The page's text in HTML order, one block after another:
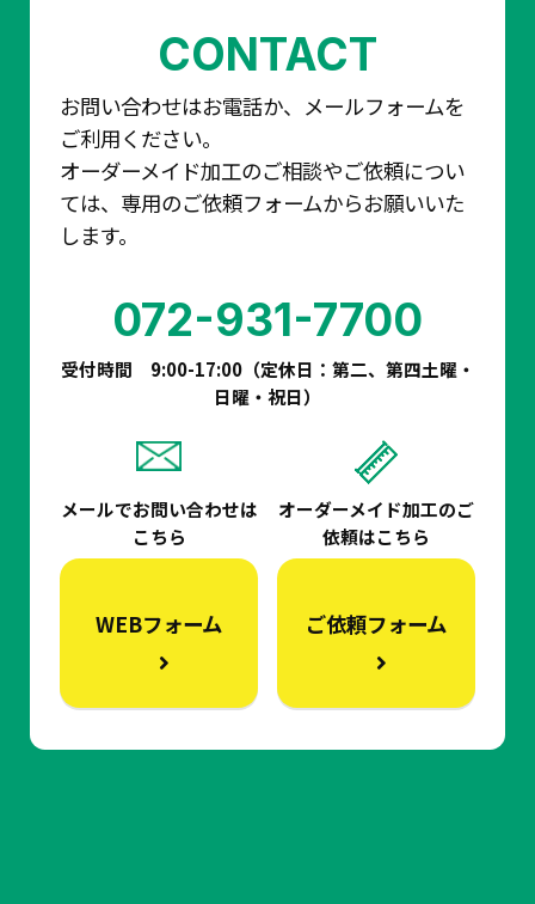
CONTACT
お問い合わせはお電話か、メールフォームを
ご利用ください。
オーダーメイド加工のご相談やご依頼につい
ては、専用のご依頼フォームからお願いいた
します。
072-931-7700
受付時間 9:00-17:00（定休日：第二、第四土曜・
日曜・祝日）
メールでお問い合わせは
こちら
WEBフォーム
オーダーメイド加工のご
依頼はこちら
ご依頼フォーム